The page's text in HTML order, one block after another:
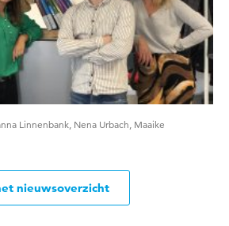
Linnenbank, Nena Urbach, Maaike
nieuwsoverzicht